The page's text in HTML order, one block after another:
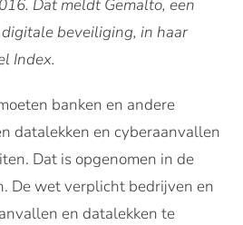
Dat meldt Gemalto, een
beveiliging, in haar
Index.
banken en andere
datalekken en cyberaanvallen
Dat is opgenomen in de
De wet verplicht bedrijven en
en datalekken te